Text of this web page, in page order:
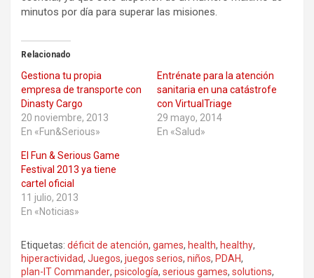
minutos por día para superar las misiones.
Relacionado
Gestiona tu propia
empresa de transporte con
Dinasty Cargo
20 noviembre, 2013
En «Fun&Serious»
Entrénate para la atención
sanitaria en una catástrofe
con VirtualTriage
29 mayo, 2014
En «Salud»
El Fun & Serious Game
Festival 2013 ya tiene
cartel oficial
11 julio, 2013
En «Noticias»
Etiquetas: déficit de atención, games, health, healthy,
hiperactividad, Juegos, juegos serios, niños, PDAH,
plan-IT Commander, psicología, serious games, solutions,